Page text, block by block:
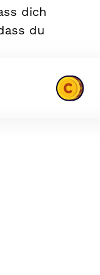
dich
du